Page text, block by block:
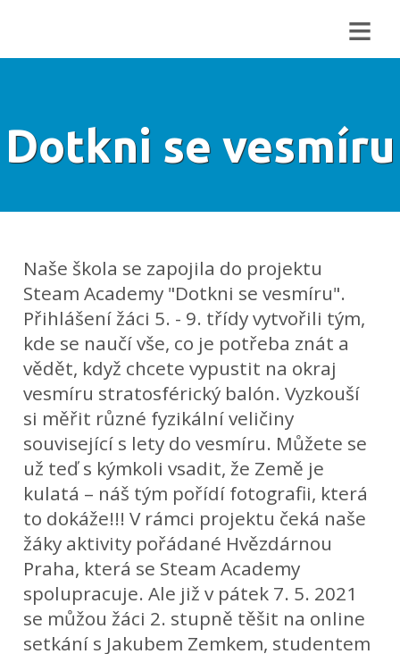
≡
Dotkni se vesmíru
Naše škola se zapojila do projektu
Steam Academy "Dotkni se vesmíru".
Přihlášení žáci 5. - 9. třídy vytvořili tým,
kde se naučí vše, co je potřeba znát a
vědět, když chcete vypustit na okraj
vesmíru stratosférický balón. Vyzkouší
si měřit různé fyzikální veličiny
související s lety do vesmíru. Můžete se
už teď s kýmkoli vsadit, že Země je
kulatá – náš tým pořídí fotografii, která
to dokáže!!! V rámci projektu čeká naše
žáky aktivity pořádané Hvězdárnou
Praha, která se Steam Academy
spolupracuje. Ale již v pátek 7. 5. 2021
se můžou žáci 2. stupně těšit na online
setkání s Jakubem Zemkem, studentem